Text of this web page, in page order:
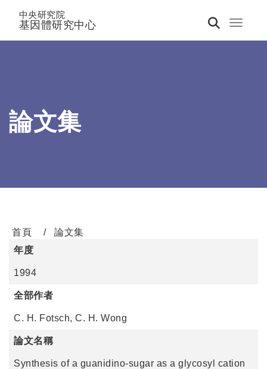
Toggle
中央研究院
基因體研究中心
論文集
首頁
論文集
年度
1994
全部作者
C. H. Fotsch, C. H. Wong
論文名稱
Synthesis of a guanidino-sugar as a glycosyl cation